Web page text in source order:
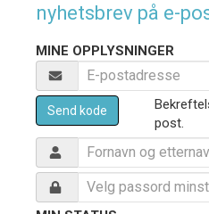
nyhetsbrev på e-
MINE OPPLYSNINGER
Send kode
post.